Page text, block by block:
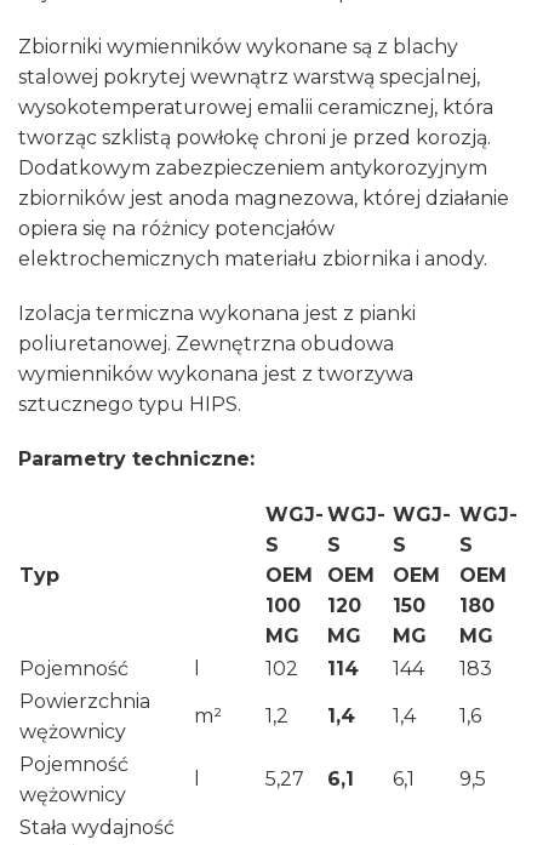
Zbiorniki wymienników wykonane są z blachy
stalowej pokrytej wewnątrz warstwą specjalnej,
wysokotemperaturowej emalii ceramicznej, która
tworząc szklistą powłokę chroni je przed korozją.
Dodatkowym zabezpieczeniem antykorozyjnym
zbiorników jest anoda magnezowa, której działanie
opiera się na różnicy potencjałów
elektrochemicznych materiału zbiornika i anody.
Izolacja termiczna wykonana jest z pianki
poliuretanowej. Zewnętrzna obudowa
wymienników wykonana jest z tworzywa
sztucznego typu HIPS.
Parametry techniczne:
Typ
WGJ-
S
OEM
100
MG
WGJ-
S
OEM
120
MG
WGJ-
S
OEM
150
MG
WGJ-
S
OEM
180
MG
Pojemność
102 114 144
183
Powierzchnia
wężownicy
m² 1,2 1,4 1,4 1,6
Pojemność
wężownicy
5,27 6,1 6,1 9,5
Stała wydajność